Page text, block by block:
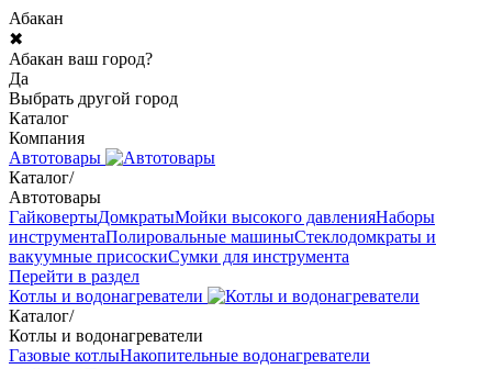
Абакан
✖
Абакан ваш город?
Да
Выбрать другой город
Каталог
Компания
Автотовары
Каталог/
Автотовары
ГайковертыДомкратыМойки высокого давленияНаборы
инструментаПолировальные машиныСтеклодомкраты и
вакуумные присоскиСумки для инструмента
Перейти в раздел
Котлы и водонагреватели
Каталог/
Котлы и водонагреватели
Газовые котлыНакопительные водонагреватели